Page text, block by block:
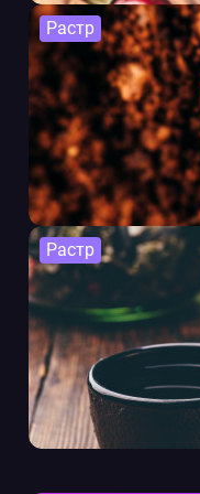
Растр
Растр